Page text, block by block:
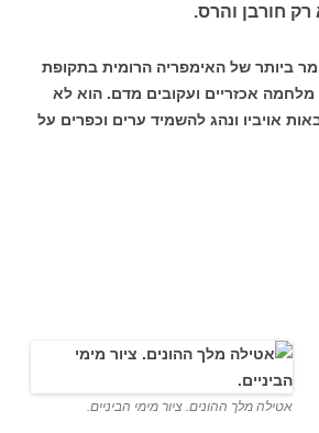
חורבן והרס.
ביותר של האימפריה הרומית בתקופת
אכזריים ועקובים מדם. הוא לא
אויביו ונהג להשמיד ערים וכפרים על
אטילה מלך ההונים. ציור מימי הביניים.